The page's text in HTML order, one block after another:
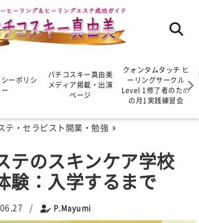
ーポリシ
ー
パチコスキー真由美
メディア掲載・出演
ページ
クォンタムタッチ ヒ
ーリングサークル
Level 1修了者のため
の月1実践練習会
テ・セラピスト開業・勉強
テのスキンケア学校
験：入学するまで
/ P.Mayumi